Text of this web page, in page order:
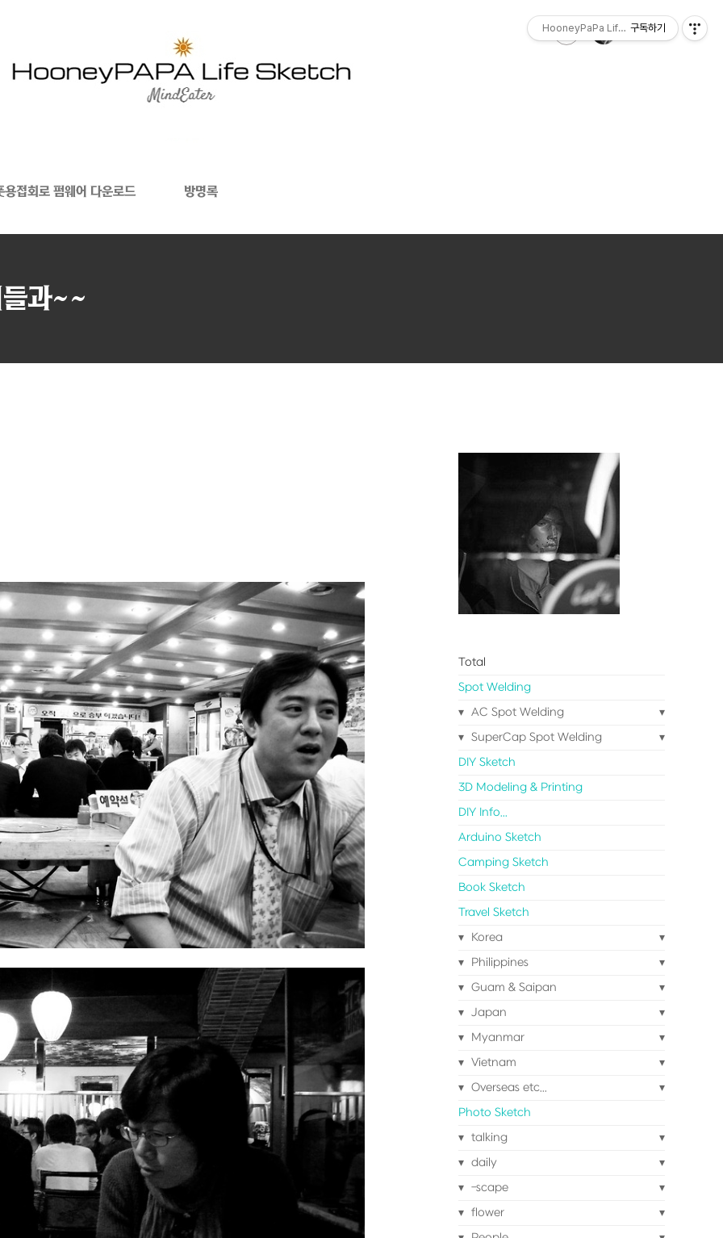
접회로 펌웨어 다운로드 방명록
과~~
Total
Spot Welding
AC Spot Welding
SuperCap Spot Welding
DIY Sketch
3D Modeling & Printing
DIY Info...
Arduino Sketch
Camping Sketch
Book Sketch
Travel Sketch
Korea
Philippines
Guam & Saipan
Japan
Myanmar
Vietnam
Overseas etc...
Photo Sketch
talking
daily
-scape
flower
HooneyPaPa Life Sketch
구독하기